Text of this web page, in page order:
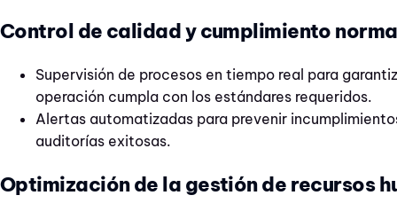
Control de calidad y cumplimiento
Supervisión de procesos en tiempo real para
operación cumpla con los estándares requeridos.
Alertas automatizadas para prevenir
auditorías exitosas.
Optimización de la gestión de recursos